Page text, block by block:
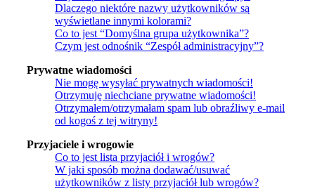
Dlaczego niektóre nazwy użytkowników są
wyświetlane innymi kolorami?
Co to jest “Domyślna grupa użytkownika”?
Czym jest odnośnik “Zespół administracyjny”?
Prywatne wiadomości
Nie mogę wysyłać prywatnych wiadomości!
Otrzymuję niechciane prywatne wiadomości!
Otrzymałem/otrzymałam spam lub obraźliwy e-mail
od kogoś z tej witryny!
Przyjaciele i wrogowie
Co to jest lista przyjaciół i wrogów?
W jaki sposób można dodawać/usuwać
użytkowników z listy przyjaciół lub wrogów?